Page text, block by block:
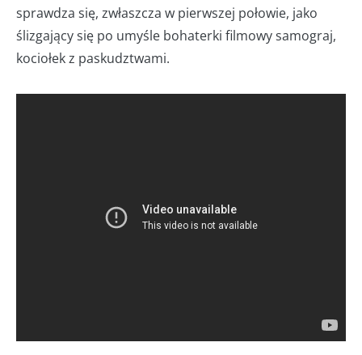
sprawdza się, zwłaszcza w pierwszej połowie, jako
ślizgający się po umyśle bohaterki filmowy samograj,
kociołek z paskudztwami.